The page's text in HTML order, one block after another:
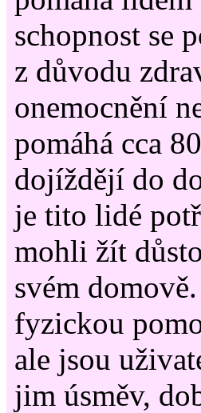
schopnost se
z důvodu
onemocnění
pomáhá cca
dojíždějí do
je tito lidé
mohli žít
svém
fyzickou
ale jsou
jim úsměv,